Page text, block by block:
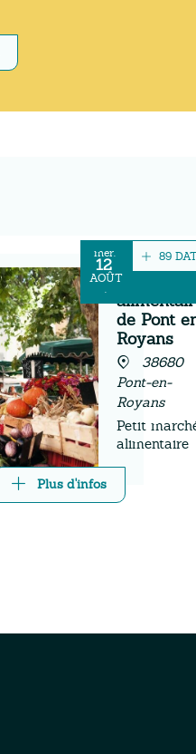
89
mer.
12
AOÛTMarché
de Pont
Royans
38680
Pont-en-
Royans
Petit
alimentaire
Plus d'infos